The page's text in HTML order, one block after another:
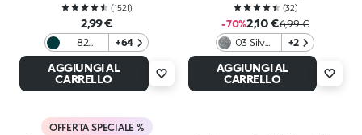
(1521)
2,99 €
82
Emerald
+64
AGGIUNGI AL
CARRELLO
(32)
-70%2,10 €6,99 €
03 Silver
Stardust
+2
AGGIUNGI AL
CARRELLO
OFFERTA SPECIALE %